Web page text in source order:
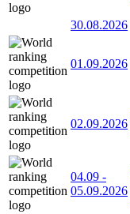
30.08.2026
01.09.2026
02.09.2026
04.09 -
05.09.2026